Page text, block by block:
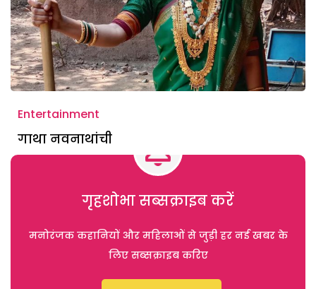
Entertainment
गाथा नवनाथांची
गृहशोभा सब्सक्राइब करें
मनोरंजक कहानियों और महिलाओं से जुड़ी हर नई खबर के
लिए सब्सक्राइब करिए